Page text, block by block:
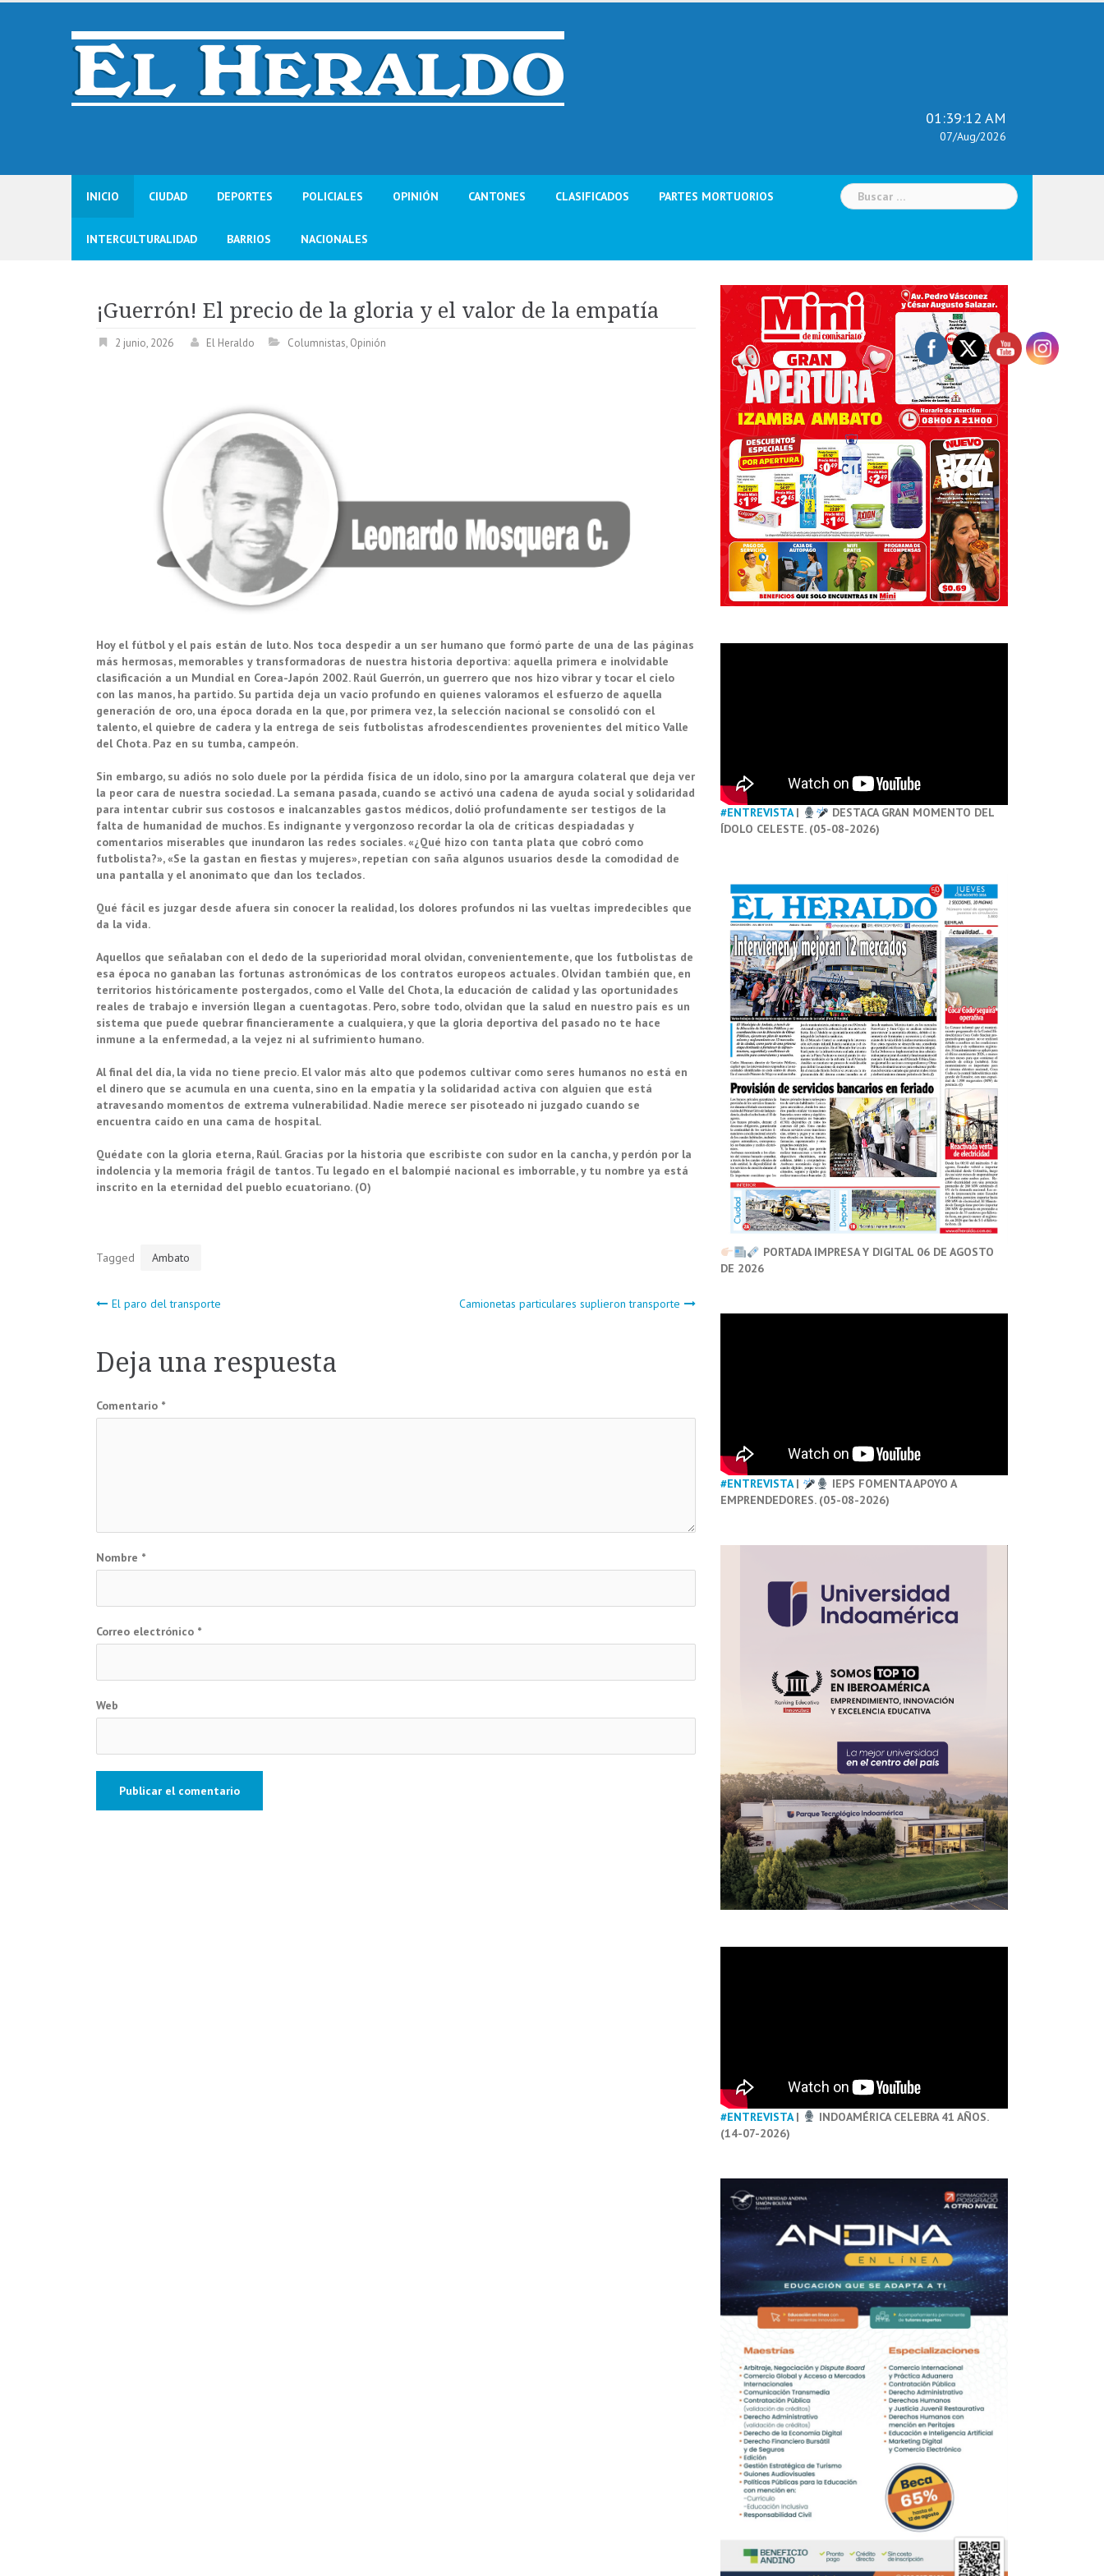
Skip
01:39:13 AM
07/Aug/2026
INICIO CIUDAD DEPORTES POLICIALES OPINIÓN CANTONES CLASIFICADOS PARTES MORTUORIOS
INTERCULTURALIDAD BARRIOS NACIONALES
Buscar:
¡Guerrón! El precio de la gloria y el valor de la empatía
2 junio, 2026 El Heraldo Columnistas, Opinión
Hoy el fútbol y el país están de luto. Nos toca despedir a un ser humano que formó parte de una de las páginas
más hermosas, memorables y transformadoras de nuestra historia deportiva: aquella primera e inolvidable
clasificación a un Mundial en Corea-Japón 2002. Raúl Guerrón, un guerrero que nos hizo vibrar y tocar el cielo
con las manos, ha partido. Su partida deja un vacío profundo en quienes valoramos el esfuerzo de aquella
generación de oro, una época dorada en la que, por primera vez, la selección nacional se consolidó con el
talento, el quiebre de cadera y la entrega de seis futbolistas afrodescendientes provenientes del mítico Valle
del Chota. Paz en su tumba, campeón.
Sin embargo, su adiós no solo duele por la pérdida física de un ídolo, sino por la amargura colateral que deja ver
la peor cara de nuestra sociedad. La semana pasada, cuando se activó una cadena de ayuda social y solidaridad
para intentar cubrir sus costosos e inalcanzables gastos médicos, dolió profundamente ser testigos de la
falta de humanidad de muchos. Es indignante y vergonzoso recordar la ola de críticas despiadadas y
comentarios miserables que inundaron las redes sociales. «¿Qué hizo con tanta plata que cobró como
futbolista?», «Se la gastan en fiestas y mujeres», repetían con saña algunos usuarios desde la comodidad de
una pantalla y el anonimato que dan los teclados.
Qué fácil es juzgar desde afuera sin conocer la realidad, los dolores profundos ni las vueltas impredecibles que
da la vida.
Aquellos que señalaban con el dedo de la superioridad moral olvidan, convenientemente, que los futbolistas de
esa época no ganaban las fortunas astronómicas de los contratos europeos actuales. Olvidan también que, en
territorios históricamente postergados, como el Valle del Chota, la educación de calidad y las oportunidades
reales de trabajo e inversión llegan a cuentagotas. Pero, sobre todo, olvidan que la salud en nuestro país es un
sistema que puede quebrar financieramente a cualquiera, y que la gloria deportiva del pasado no te hace
inmune a la enfermedad, a la vejez ni al sufrimiento humano.
Al final del día, la vida no tiene precio. El valor más alto que podemos cultivar como seres humanos no está en
el dinero que se acumula en una cuenta, sino en la empatía y la solidaridad activa con alguien que está
atravesando momentos de extrema vulnerabilidad. Nadie merece ser pisoteado ni juzgado cuando se
encuentra caído en una cama de hospital.
Quédate con la gloria eterna, Raúl. Gracias por la historia que escribiste con sudor en la cancha, y perdón por la
indolencia y la memoria frágil de tantos. Tu legado en el balompié nacional es imborrable, y tu nombre ya está
inscrito en la eternidad del pueblo ecuatoriano. (O)
Tagged Ambato
Navegación
de
entradas
El paro del transporte Camionetas particulares suplieron transporte
Deja una respuesta
Comentario *
Nombre *
Correo electrónico *
Web
#ENTREVISTA|
DESTACA GRAN MOMENTO DEL
ÍDOLO CELESTE. (05-08-2026)
PORTADA IMPRESA Y DIGITAL 06 DE AGOSTO
DE 2026
#ENTREVISTA|
IEPS FOMENTA APOYO A
EMPRENDEDORES. (05-08-2026)
#ENTREVISTA|
INDOAMÉRICA CELEBRA 41 AÑOS.
(14-07-2026)